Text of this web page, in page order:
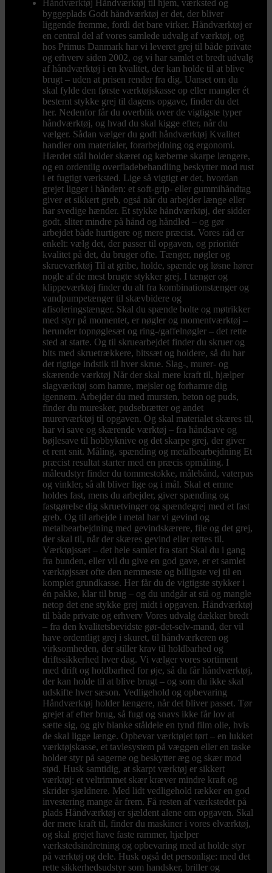
Håndværktøj Håndværktøj til hjem, værksted og
byggeplads Godt håndværktøj er det, der bliver
liggende fremme, fordi det bare virker. Håndværktøj er
en central del af vores samlede udvalg af værktøj, og
hos Primus Danmark har vi leveret grej til både private
og erhverv siden 2002, og vi har samlet et bredt udvalg
af håndværktøj i en kvalitet, der kan holde til at blive
brugt – uden at prisen render fra dig. Uanset om du
skal fylde den første værktøjskasse op eller mangler ét
bestemt stykke grej til dagens opgave, finder du det
her. Nedenfor får du overblik over de vigtigste typer
håndværktøj, og hvad du skal kigge efter, når du
vælger. Sådan vælger du godt håndværktøj Kvalitet
handler om materialer, forarbejdning og ergonomi.
Hærdet stål holder skæret og kæberne skarpe længere,
og en ordentlig overfladebehandling beskytter mod rust
i et fugtigt værksted. Lige så vigtigt er det, hvordan
grejet ligger i hånden: et soft-grip- eller gummihåndtag
giver et sikkert greb, også når du arbejder længe eller
har svedige hænder. Et stykke håndværktøj, der sidder
godt, sliter mindre på hånd og håndled – og gør
arbejdet både hurtigere og mere præcist. Vores råd er
enkelt: vælg det, der passer til opgaven, og prioritér
kvalitet på det, du bruger ofte. Tænger, nøgler og
skrueværktøj Til at gribe, holde, spænde og løsne hører
nogle af de mest brugte stykker grej. I tænger og
klippeværktøj finder du alt fra kombinationstænger og
vandpumpetænger til skævbidere og
afisoleringstænger. Skal du spænde bolte og møtrikker
med styr på momentet, er nøgler og momentværktøj –
herunder topnøglesæt og ring-/gaffelnøgler – det rette
sted at starte. Og til skruearbejdet finder du skruer og
bits med skruetrækkere, bitssæt og holdere, så du har
det rigtige indstik til hver skrue. Slag-, murer- og
skærende værktøj Når der skal mere kraft til, hjælper
slagværktøj som hamre, mejsler og forhamre dig
igennem. Arbejder du med mursten, beton og puds,
finder du muresker, pudsebrætter og andet
murerværktøj til opgaven. Og skal materialet skæres til,
har vi save og skærende værktøj – fra håndsave og
bøjlesave til hobbyknive og det skarpe grej, der giver
et rent snit. Måling, spænding og metalbearbejdning Et
præcist resultat starter med en præcis opmåling. I
måleudstyr finder du tommestokke, målebånd, vaterpas
og vinkler, så alt bliver lige og i mål. Skal et emne
holdes fast, mens du arbejder, giver spænding og
fastgørelse dig skruetvinger og spændegrej med et fast
greb. Og til arbejde i metal har vi gevind og
metalbearbejdning med gevindskærere, file og det grej,
der skal til, når der skæres gevind eller rettes til.
Værktøjssæt – det hele samlet fra start Skal du i gang
fra bunden, eller vil du give en god gave, er et samlet
værktøjssæt ofte den nemmeste og billigste vej til en
komplet grundkasse. Her får du de vigtigste stykker i
én pakke, klar til brug – og du undgår at stå og mangle
netop det ene stykke grej midt i opgaven. Håndværktøj
til både private og erhverv Vores udvalg dækker bredt
– fra den kvalitetsbevidste gør-det-selv-mand, der vil
have ordentligt grej i skuret, til håndværkeren og
virksomheden, der stiller krav til holdbarhed og
driftssikkerhed hver dag. Vi vælger vores sortiment
med drift og holdbarhed for øje, så du får håndværktøj,
der kan holde til at blive brugt – og som du ikke skal
udskifte hver sæson. Vedligehold og opbevaring
Håndværktøj holder længere, når det bliver passet. Tør
grejet af efter brug, så fugt og snavs ikke får lov at
sætte sig, og giv blanke ståldele en tynd film olie, hvis
de skal ligge længe. Opbevar værktøjet tørt – en lukket
værktøjskasse, et tavlesystem på væggen eller en taske
holder styr på sagerne og beskytter æg og skær mod
stød. Husk samtidig, at skarpt værktøj er sikkert
værktøj: et veltrimmet skær kræver mindre kraft og
skrider sjældnere. Med lidt vedligehold rækker en god
investering mange år frem. Få resten af værkstedet på
plads Håndværktøj er sjældent alene om opgaven. Skal
der mere kraft til, finder du maskiner i vores elværktøj,
og skal grejet have faste rammer, hjælper
værkstedsindretning og opbevaring med at holde styr
på værktøj og dele. Husk også det personlige: med det
rette sikkerhedsudstyr som handsker, briller og